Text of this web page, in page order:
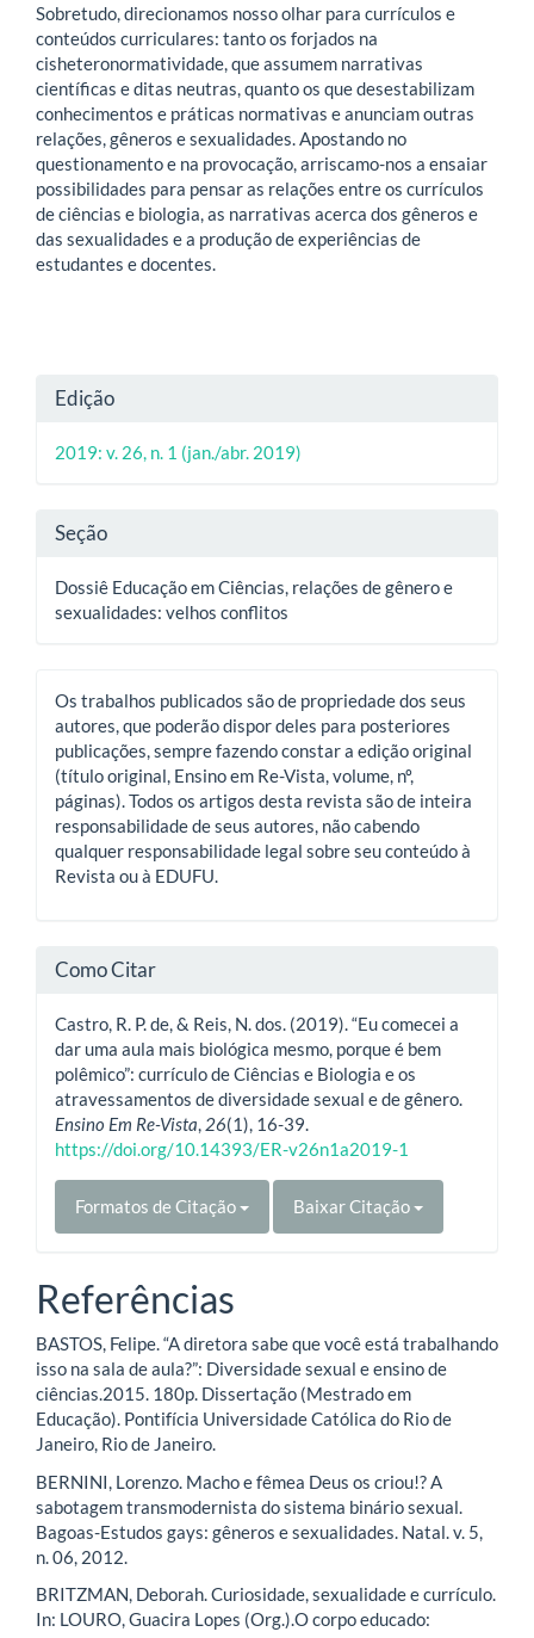
Sobretudo, direcionamos nosso olhar para currículos e
conteúdos curriculares: tanto os forjados na
cisheteronormatividade, que assumem narrativas
científicas e ditas neutras, quanto os que desestabilizam
conhecimentos e práticas normativas e anunciam outras
relações, gêneros e sexualidades. Apostando no
questionamento e na provocação, arriscamo-nos a ensaiar
possibilidades para pensar as relações entre os currículos
de ciências e biologia, as narrativas acerca dos gêneros e
das sexualidades e a produção de experiências de
estudantes e docentes.
Detalhes
do
Edição
2019: v. 26, n. 1 (jan./abr. 2019)
Seção
Dossiê Educação em Ciências, relações de gênero e
sexualidades: velhos conflitos
Os trabalhos publicados são de propriedade dos seus
autores, que poderão dispor deles para posteriores
publicações, sempre fazendo constar a edição original
(título original, Ensino em Re-Vista, volume, nº,
páginas). Todos os artigos desta revista são de inteira
responsabilidade de seus autores, não cabendo
qualquer responsabilidade legal sobre seu conteúdo à
Revista ou à EDUFU.
Como Citar
Castro, R. P. de, & Reis, N. dos. (2019). “Eu comecei a
dar uma aula mais biológica mesmo, porque é bem
polêmico”: currículo de Ciências e Biologia e os
atravessamentos de diversidade sexual e de gênero.
Ensino Em Re-Vista, 26(1), 16-39.
https://doi.org/10.14393/ER-v26n1a2019-1
Formatos de Citação Baixar Citação
Referências
BASTOS, Felipe. “A diretora sabe que você está trabalhando
isso na sala de aula?”: Diversidade sexual e ensino de
ciências.2015. 180p. Dissertação (Mestrado em
Educação). Pontifícia Universidade Católica do Rio de
Janeiro, Rio de Janeiro.
BERNINI, Lorenzo. Macho e fêmea Deus os criou!? A
sabotagem transmodernista do sistema binário sexual.
Bagoas-Estudos gays: gêneros e sexualidades. Natal. v. 5,
n. 06, 2012.
BRITZMAN, Deborah. Curiosidade, sexualidade e currículo.
In: LOURO, Guacira Lopes (Org.).O corpo educado: